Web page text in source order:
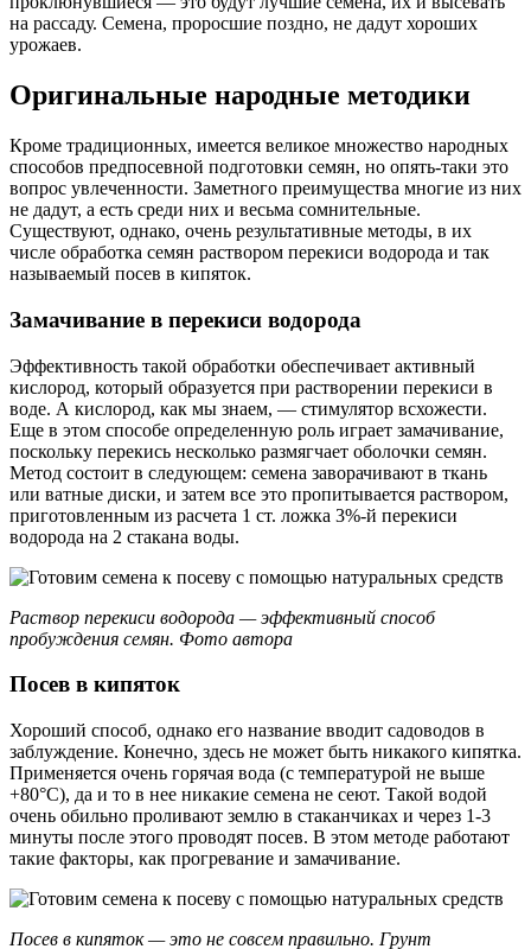
на рассаду. Семена, проросшие поздно, не дадут хороших
урожаев.
Оригинальные народные методики
Кроме традиционных, имеется великое множество народных
способов предпосевной подготовки семян, но опять-таки это
вопрос увлеченности. Заметного преимущества многие из них
не дадут, а есть среди них и весьма сомнительные.
Существуют, однако, очень результативные методы, в их
числе обработка семян раствором перекиси водорода и так
называемый посев в кипяток.
Замачивание в перекиси водорода
Эффективность такой обработки обеспечивает активный
кислород, который образуется при растворении перекиси в
воде. А кислород, как мы знаем, — стимулятор всхожести.
Еще в этом способе определенную роль играет замачивание,
поскольку перекись несколько размягчает оболочки семян.
Метод состоит в следующем: семена заворачивают в ткань
или ватные диски, и затем все это пропитывается раствором,
приготовленным из расчета 1 ст. ложка 3%-й перекиси
водорода на 2 стакана воды.
Раствор перекиси водорода — эффективный способ
пробуждения семян. Фото автора
Посев в кипяток
Хороший способ, однако его название вводит садоводов в
заблуждение. Конечно, здесь не может быть никакого кипятка.
Применяется очень горячая вода (с температурой не выше
+80°С), да и то в нее никакие семена не сеют. Такой водой
очень обильно проливают землю в стаканчиках и через 1-3
минуты после этого проводят посев. В этом методе работают
такие факторы, как прогревание и замачивание.
Посев в кипяток — это не совсем правильно. Грунт